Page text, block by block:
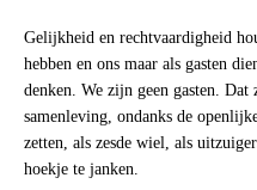
Gelijkheid en rechtvaardigheid
hebben en ons maar als gasten
denken. We zijn geen gasten.
samenleving, ondanks de
zetten, als zesde wiel, als
hoekje te janken.